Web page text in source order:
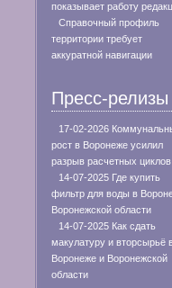
показывает работу
Справочный профиль
территории требует
аккуратной навигации
Пресс-релизы
17-02-2026
рост в Воронеже усилил
разрыв расчетных циклов
14-07-2025 Где купить
фильтр для воды в
Воронежской области
14-07-2025 Как сдать
макулатуру и вторсырьё
Воронеже и Воронежской
области